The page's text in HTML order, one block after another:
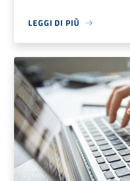
LEGGI DI PIÙ